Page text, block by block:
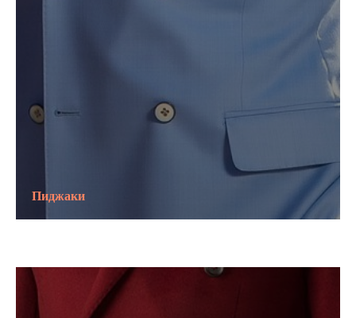
Пиджаки